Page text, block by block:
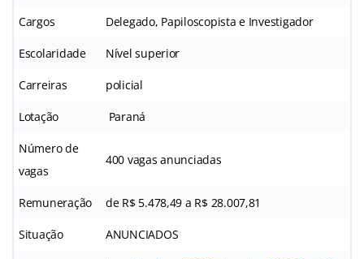
Cargos Delegado, Papiloscopista e Investigador
Escolaridade Nível superior
Carreiras policial
Lotação Paraná
Número de
vagas
400 vagas anunciadas
Remuneração de R$ 5.478,49 a R$ 28.007,81
Situação ANUNCIADOS